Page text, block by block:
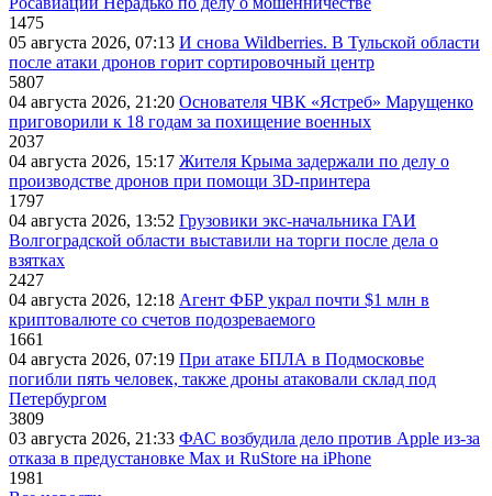
1475
05 августа 2026, 07:13 И снова Wildberries. В Тульской области
после атаки дронов горит сортировочный центр
5807
04 августа 2026, 21:20 Основателя ЧВК «Ястреб» Марущенко
приговорили к 18 годам за похищение военных
2037
04 августа 2026, 15:17 Жителя Крыма задержали по делу о
производстве дронов при помощи 3D‑принтера
1797
04 августа 2026, 13:52 Грузовики экс-начальника ГАИ
Волгоградской области выставили на торги после дела о
взятках
2427
04 августа 2026, 12:18 Агент ФБР украл почти $1 млн в
криптовалюте со счетов подозреваемого
1661
04 августа 2026, 07:19 При атаке БПЛА в Подмосковье
погибли пять человек, также дроны атаковали склад под
Петербургом
3809
03 августа 2026, 21:33 ФАС возбудила дело против Apple из-за
отказа в предустановке Max и RuStore на iPhone
1981